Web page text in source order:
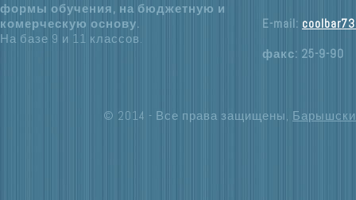
формы обучения, на бюджетную и
комерческую основу.
На базе 9 и 11 классов.
E-mail:
факс: 25-9-90
© 2014 - Все права защищены,